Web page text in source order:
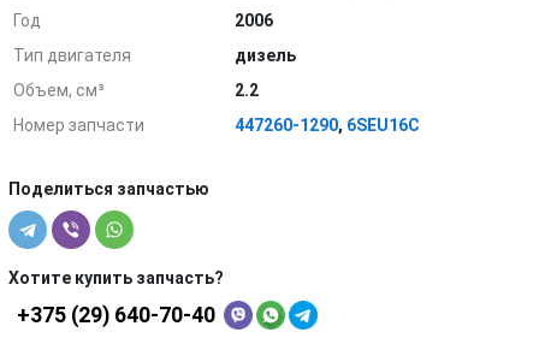
Год
2006
Тип двигателя
дизель
Объем, см³
2.2
Номер запчасти
447260-1290, 6SEU16C
Поделиться запчастью
Хотите купить запчасть?
+375 (29) 640-70-40